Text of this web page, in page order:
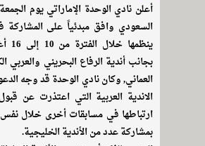
أعلن نادي الوحدة الإماراتي يوم
السعودي وافق مبدئياً على المشاركة
بجانب أندية الرفاع البحريني والعربي
العماني, وكان نادي الوحدة قد وجه
الاندية العربية التي اعتذرت عن
ارتباطها في مسابقات أخرى خلال نفس
بمشاركة عدد من الأندية الخليجية.